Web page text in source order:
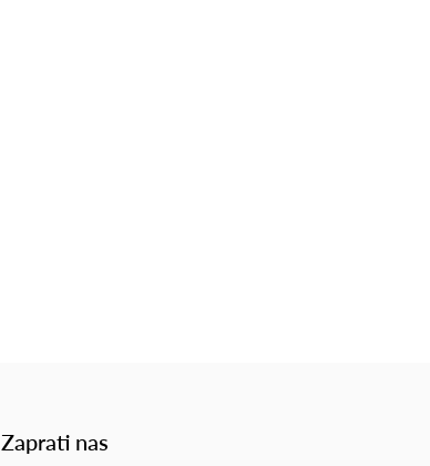
Zaprati nas